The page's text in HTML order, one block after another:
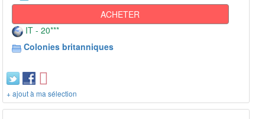
ACHETER
IT - 20***
Colonies britanniques
+ ajout à ma sélection